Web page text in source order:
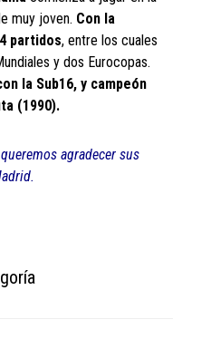
muy joven. Con la
partidos, entre los cuales
y dos Eurocopas.
la Sub16, y campeón
(1990).
agradecer sus